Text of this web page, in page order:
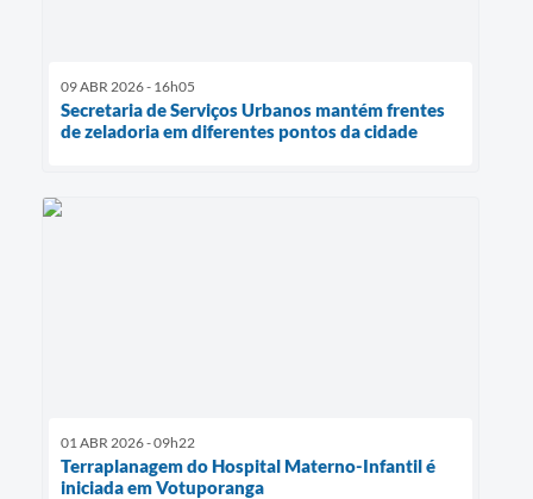
09 ABR 2026 - 16h05
Secretaria de Serviços Urbanos mantém frentes
de zeladoria em diferentes pontos da cidade
01 ABR 2026 - 09h22
Terraplanagem do Hospital Materno-Infantil é
iniciada em Votuporanga